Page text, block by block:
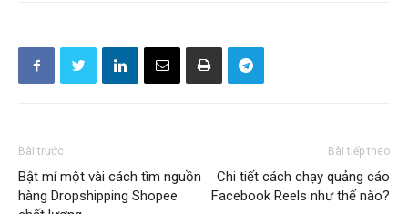
Bài trước
Bật mí một vài cách tìm nguồn
hàng Dropshipping Shopee
Bài tiếp theo
Chi tiết cách chạy quảng cáo
Facebook Reels như thế nào?